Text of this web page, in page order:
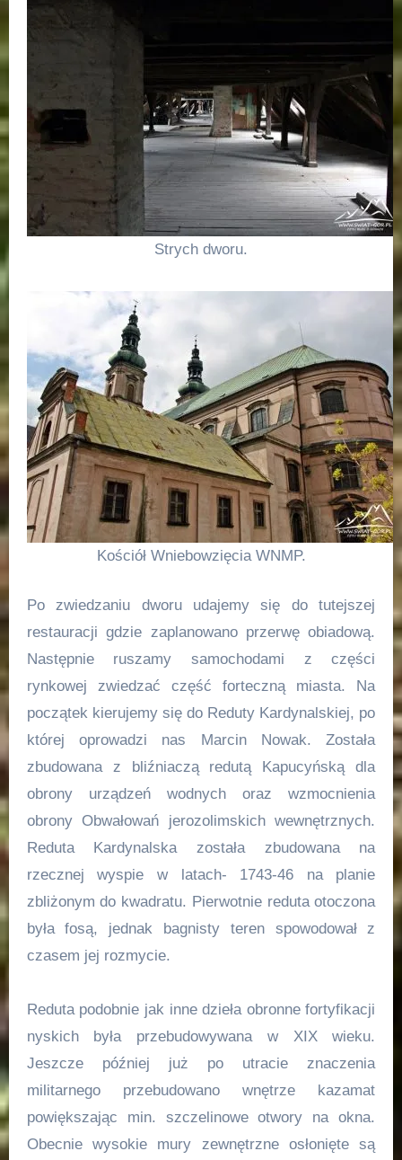
Strych dworu.
Kościół Wniebowzięcia WNMP.
Po zwiedzaniu dworu udajemy się do tutejszej
restauracji gdzie zaplanowano przerwę obiadową.
Następnie ruszamy samochodami z części
rynkowej zwiedzać część forteczną miasta. Na
początek kierujemy się do Reduty Kardynalskiej, po
której oprowadzi nas Marcin Nowak. Została
zbudowana z bliźniaczą redutą Kapucyńską dla
obrony urządzeń wodnych oraz wzmocnienia
obrony Obwałowań jerozolimskich wewnętrznych.
Reduta Kardynalska została zbudowana na
rzecznej wyspie w latach- 1743-46 na planie
zbliżonym do kwadratu. Pierwotnie reduta otoczona
była fosą, jednak bagnisty teren spowodował z
czasem jej rozmycie.
Reduta podobnie jak inne dzieła obronne fortyfikacji
nyskich była przebudowywana w XIX wieku.
Jeszcze później już po utracie znaczenia
militarnego przebudowano wnętrze kazamat
powiększając min. szczelinowe otwory na okna.
Obecnie wysokie mury zewnętrzne osłonięte są